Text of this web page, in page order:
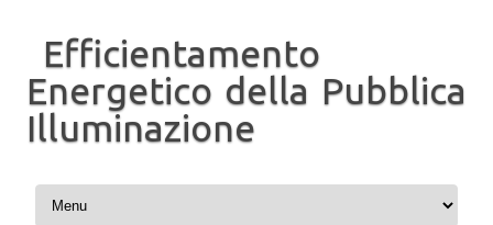
Efficientamento
Energetico della Pubblica
Illuminazione
Vai al contenuto